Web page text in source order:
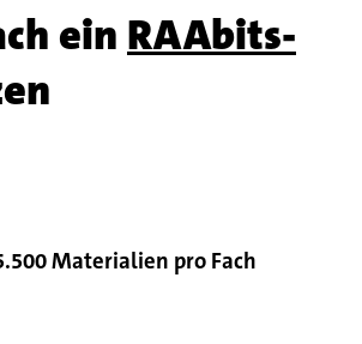
ein RAAbits-
Materialien pro Fach